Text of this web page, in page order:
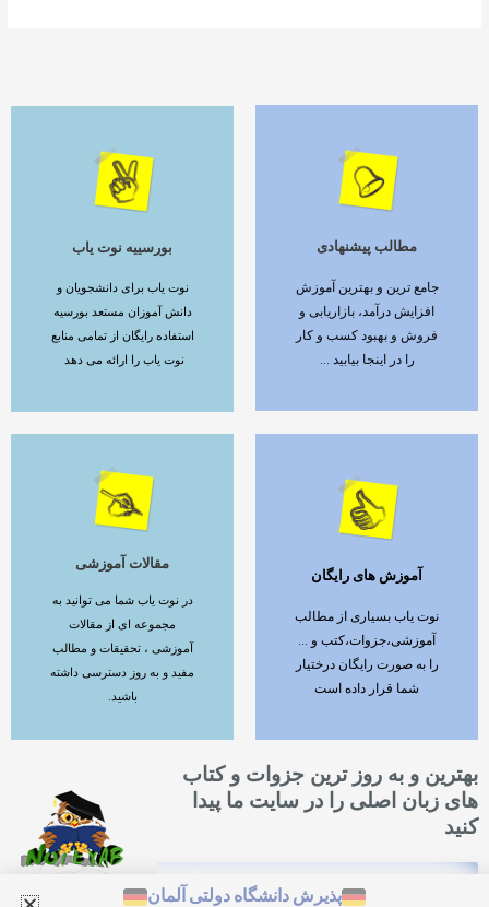
مطالب پیشنهادی
جامع ترین و بهترین آموزش
افزایش درآمد، بازاریابی و
فروش و بهبود کسب و کار
را در اینجا بیابید ...
ادامه مطلب بورسییه نوت یاب
نوت یاب برای دانشجویان و
دانش آموزان مستعد بورسیه
استفاده رایگان از تمامی منابع
نوت یاب را ارائه می دهد
ادامه مطلب
آموزش های رایگان
نوت یاب بسیاری از مطالب
آموزشی،جزوات،کتب و ...
را به صورت رایگان درختیار
شما قرار داده است
ادامه مطلب
مقالات آموزشی
در نوت یاب شما می توانید به
مجموعه ای از مقالات
آموزشی ، تحقیقات و مطالب
مفید و به روز دسترسی داشته
باشید.
بهترین و به روز ترین جزوات و کتاب
های زبان اصلی را در سایت ما پیدا
کنید
Search
پذیرش دانشگاه دولتی آلمان